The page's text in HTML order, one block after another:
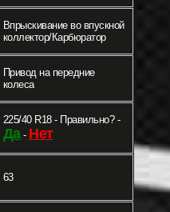
Впрыскивание во впускной
коллектор/Карбюратор
Привод на передние
колеса
225/40 R18 - Правильно? -
Да- Нет
63